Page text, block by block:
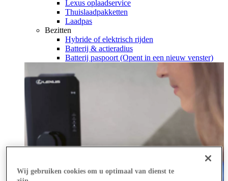
Lexus oplaadservice
Thuislaadpakketten
Laadpas
Bezitten
Hybride of elektrisch rijden
Batterij & actieradius
Batterij paspoort (Opent in een nieuw venster)
Wij gebruiken cookies om u optimaal van dienst te